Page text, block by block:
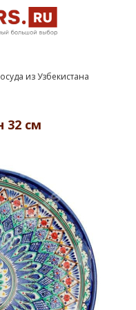
из Узбекистана
32 см